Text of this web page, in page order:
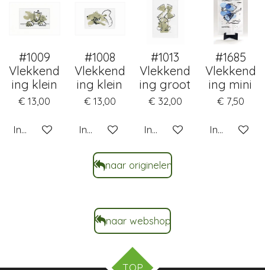
#1009
Vlekkend
ing klein
€ 13,00
In winkelwagen
#1008
Vlekkend
ing klein
€ 13,00
In winkelwagen
#1013
Vlekkend
ing groot
€ 32,00
In winkelwagen
#1685
Vlekkend
ing mini
€ 7,50
In
naar originelen
naar webshop
TOP